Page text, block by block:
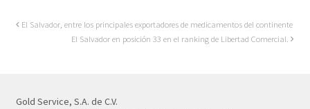
El Salvador, entre los principales exportadores de medicamentos del continente
El Salvador en posición 33 en el ranking de Libertad Comercial.
Gold Service, S.A. de C.V.